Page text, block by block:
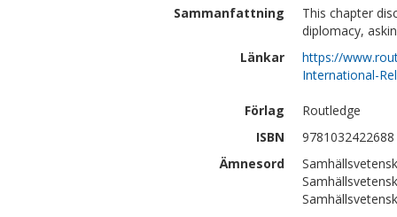
Sammanfattning
This chapter
diplomacy,
Länkar
https://
International-
Förlag
Routledge
ISBN
9781032422688
Ämnesord